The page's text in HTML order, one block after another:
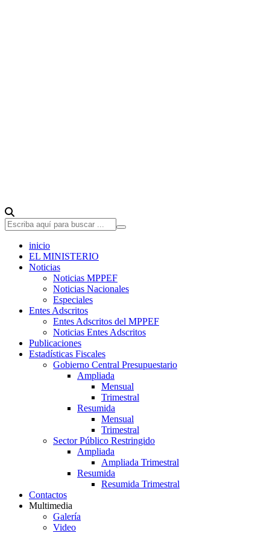
inicio
EL MINISTERIO
Noticias
Noticias MPPEF
Noticias Nacionales
Especiales
Entes Adscritos
Entes Adscritos del MPPEF
Noticias Entes Adscritos
Publicaciones
Estadísticas Fiscales
Gobierno Central Presupuestario
Ampliada
Mensual
Trimestral
Resumida
Mensual
Trimestral
Sector Público Restringido
Ampliada
Ampliada Trimestral
Resumida
Resumida Trimestral
Contactos
Multimedia
Galería
Video